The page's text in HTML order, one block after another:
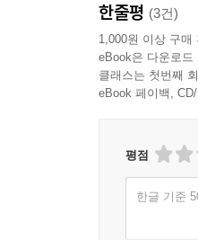
한줄평 (3건)
1,000원 이상 구매
eBook은 다운로
클래스는 첫번째
eBook 페이백,
평점
한글 기준